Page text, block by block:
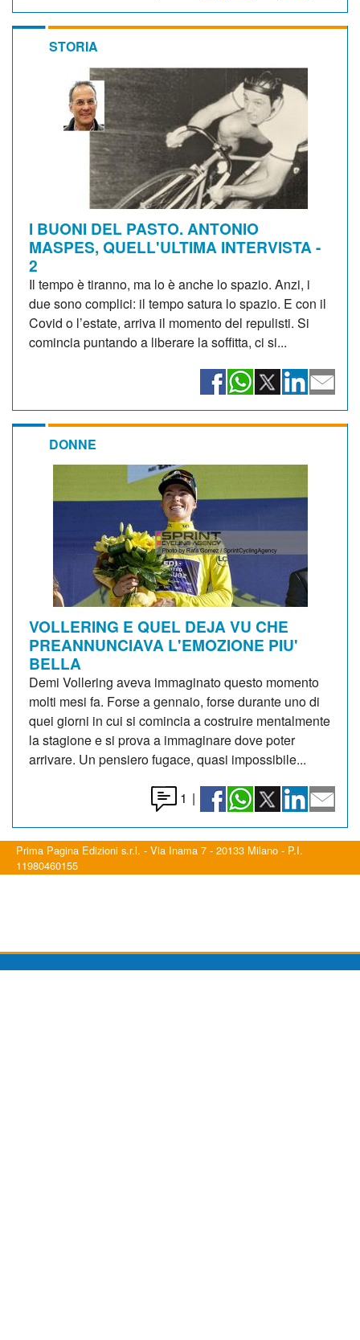
STORIA
I BUONI DEL PASTO. ANTONIO
MASPES, QUELL'ULTIMA INTERVISTA -
2
Il tempo è tiranno, ma lo è anche lo spazio. Anzi, i
due sono complici: il tempo satura lo spazio. E con il
Covid o l’estate, arriva il momento del repulisti. Si
comincia puntando a liberare la soffitta, ci si...
DONNE
VOLLERING E QUEL DEJA VU CHE
PREANNUNCIAVA L'EMOZIONE PIU'
BELLA
Demi Vollering aveva immaginato questo momento
molti mesi fa. Forse a gennaio, forse durante uno di
quei giorni in cui si comincia a costruire mentalmente
la stagione e si prova a immaginare dove poter
arrivare. Un pensiero fugace, quasi impossibile...
1 |
Prima Pagina Edizioni s.r.l. - Via Inama 7 - 20133 Milano - P.I.
11980460155